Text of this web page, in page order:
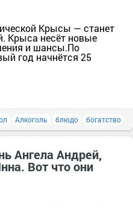
Крысы — станет
Крыса несёт новые
и шансы.По
год начнётся 25
Алкоголь блюдо богатство
Ангела Андрей,
Вот что они